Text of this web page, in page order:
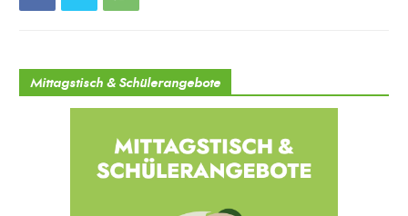
Mittagstisch & Schülerangebote